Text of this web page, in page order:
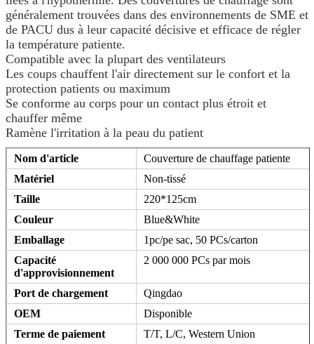
généralement trouvées dans des environnements de SME et
de PACU dus à leur capacité décisive et efficace de régler
la température patiente.
Compatible avec la plupart des ventilateurs
Les coups chauffent l'air directement sur le confort et la
protection patients ou maximum
Se conforme au corps pour un contact plus étroit et
chauffer même
Ramène l'irritation à la peau du patient
Nom d'article
Couverture de chauffage patiente
Matériel
Non-tissé
Taille
220*125cm
Couleur
Blue&White
Emballage
1pc/pe sac, 50 PCs/carton
Capacité
d'approvisionnement
2 000 000 PCs par mois
Port de chargement
Qingdao
OEM
Disponible
Terme de paiement
T/T, L/C, Western Union